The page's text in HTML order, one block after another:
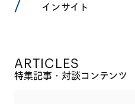
インサイト
ARTICLES
特集記事・対談コンテンツ